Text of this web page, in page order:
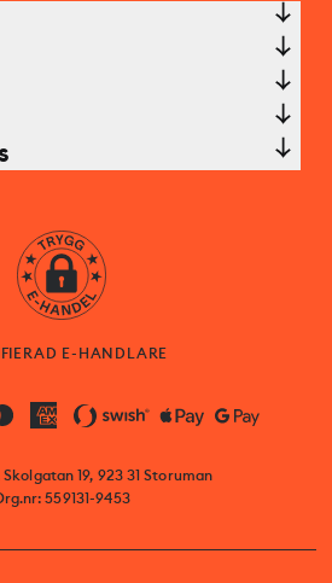
E-HANDLARE
19, 923 31 Storuman
559131-9453